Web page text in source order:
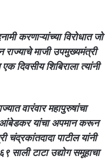
करणाऱ्यांच्या विरोधात जो
माजी उपमुख्यमंत्री
दिवसीय शिबिराला त्यांनी
वारंवार महापुरुषांचा
आंबेडकर यांचा अपमान करून
चंद्रकांतदादा पाटील यांनी
टाटा उद्योग समूहाचा